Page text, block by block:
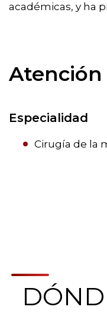
académicas, y ha
Especialidad
Cirugía de la